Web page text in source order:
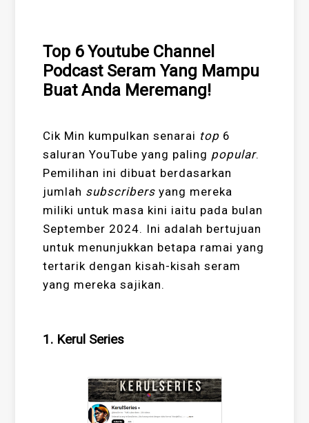
Top 6 Youtube Channel
Podcast Seram Yang Mampu
Buat Anda Meremang!
Cik Min kumpulkan senarai top 6
saluran YouTube yang paling popular.
Pemilihan ini dibuat berdasarkan
jumlah subscribers yang mereka
miliki untuk masa kini iaitu pada bulan
September 2024. Ini adalah bertujuan
untuk menunjukkan betapa ramai yang
tertarik dengan kisah-kisah seram
yang mereka sajikan.
1. Kerul Series